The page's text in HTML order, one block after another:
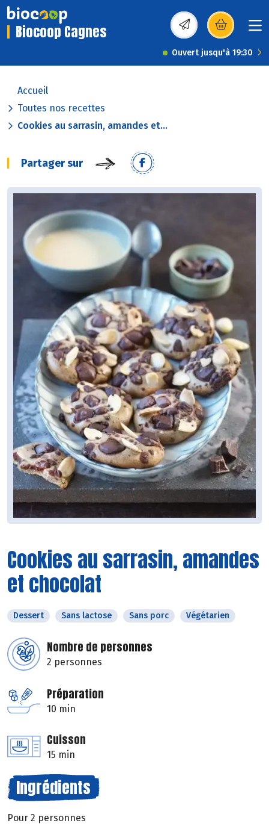
Biocoop Cagnes (s’ouvre dans une
Ouvert jusqu'à 19:30
Accueil
Toutes nos recettes
Cookies au sarrasin, amandes et...
Partager sur
Cookies au sarrasin, amandes
et chocolat
Dessert Sans lactose Sans porc Végétarien
Nombre de personnes
2 personnes
Préparation
10 min
Cuisson
15 min
Ingrédients
Pour 2 personnes